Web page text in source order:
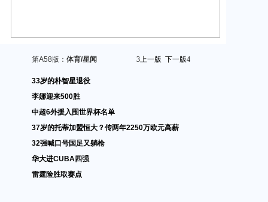
第A58版： 体育/星闻 3上一版 下一版4
33岁的朴智星退役
李娜迎来500胜
中超6外援入围世界杯名单
37岁的托蒂加盟恒大？传两年2250万欧元高薪
32强喊口号国足又躺枪
华大进CUBA四强
雷霆险胜取赛点